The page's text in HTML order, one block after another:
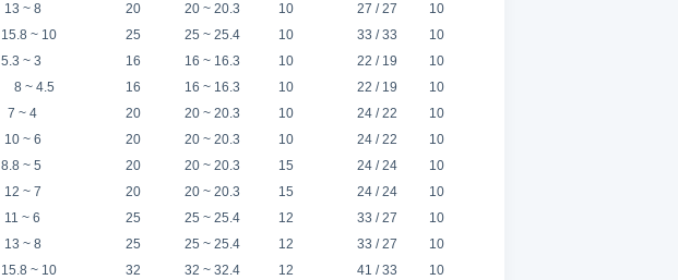
13 ~ 8
15.8 ~ 10
20
25
20 ~ 20.3
25 ~ 25.4
10
10
27 / 27
33 / 33
10
10
5.3 ~ 3
8 ~ 4.5
7 ~ 4
10 ~ 6
8.8 ~ 5
12 ~ 7
11 ~ 6
13 ~ 8
15.8 ~ 10
16
16
20
20
20
20
25
25
32
16 ~ 16.3
16 ~ 16.3
20 ~ 20.3
20 ~ 20.3
20 ~ 20.3
20 ~ 20.3
25 ~ 25.4
25 ~ 25.4
32 ~ 32.4
10
10
10
10
15
15
12
12
12
22 / 19
22 / 19
24 / 22
24 / 22
24 / 24
24 / 24
33 / 27
33 / 27
41 / 33
10
10
10
10
10
10
10
10
10